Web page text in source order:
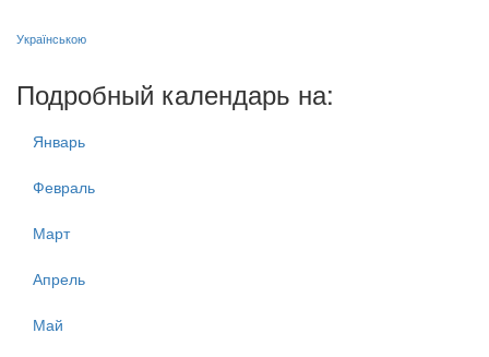
Українською
Подробный календарь на:
Январь
Февраль
Март
Апрель
Май